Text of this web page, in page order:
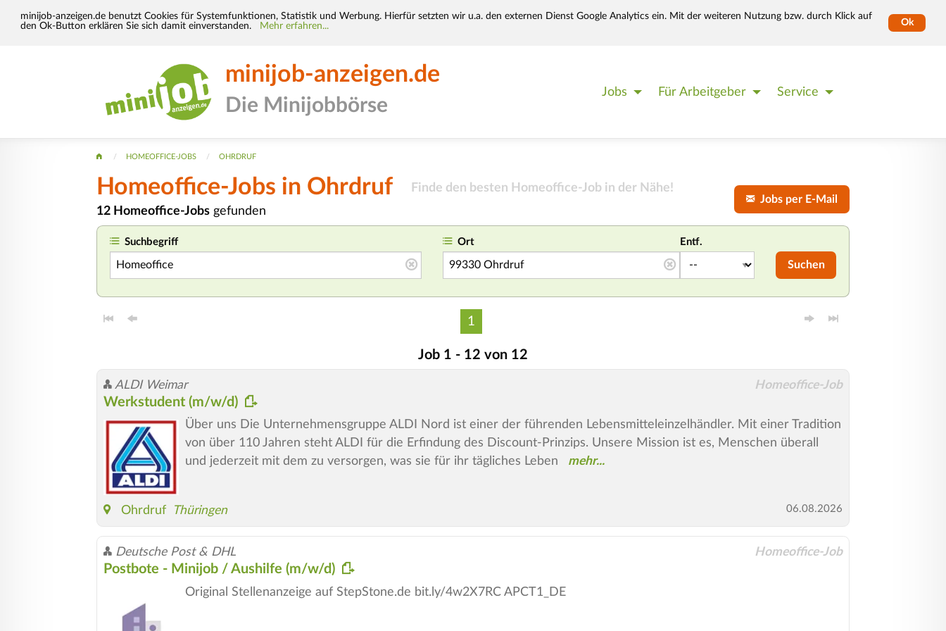
minijob-anzeigen.de benutzt Cookies für Systemfunktionen, Statistik und Werbung. Hierfür setzten wir u.a. den externen Dienst Google Analytics ein. Mit der weiteren Nutzung bzw. durch Klick auf
den Ok-Button erklären Sie sich damit einverstanden.
Mehr erfahren... Ok
minijob-anzeigen.de
Die Minijobbörse
Jobs Für Arbeitgeber Service
HOMEOFFICE-JOBS OHRDRUF
Homeoffice-Jobs in Ohrdruf Finde den besten Homeoffice-Job in der Nähe!
12 Homeoffice-Jobs gefunden
Jobs per E-Mail
Suchbegriff Ort Entf.
Suchen
1
Job 1 - 12 von 12
ALDI Weimar Homeoffice-Job
Werkstudent (m/w/d)
Über uns Die Unternehmensgruppe ALDI Nord ist einer der führenden Lebensmitteleinzelhändler. Mit einer Tradition
von über 110 Jahren steht ALDI für die Erfindung des Discount-Prinzips. Unsere Mission ist es, Menschen überall
und jederzeit mit dem zu versorgen, was sie für ihr tägliches Leben
Ohrdruf Thüringen 06.08.2026
Deutsche Post & DHL Homeoffice-Job
Postbote - Minijob / Aushilfe (m/w/d)
Original Stellenanzeige auf StepStone.de bit.ly/4w2X7RC APCT1_DE